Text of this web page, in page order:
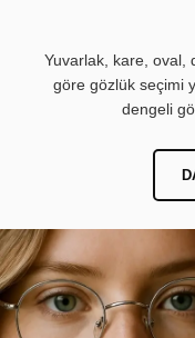
Yuvarlak, kare, oval,
göre gözlük seçimi
dengeli